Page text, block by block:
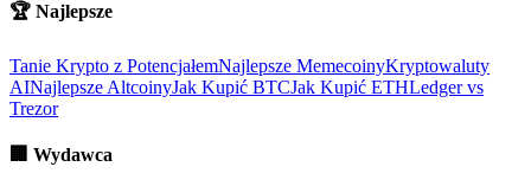
🏆 Najlepsze
Tanie Krypto z PotencjałemNajlepsze MemecoinyKryptowaluty
AINajlepsze AltcoinyJak Kupić BTCJak Kupić ETHLedger vs
Trezor
🏢 Wydawca